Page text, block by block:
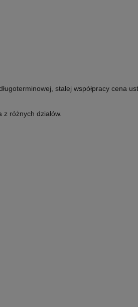
stałej współpracy cena
różnych działów.